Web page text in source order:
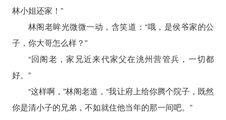
林小姐还家！”
林阁老眸光微微一动，含笑道：“哦，是侯爷家的公
子，你大哥怎么样？”
“回阁老，家兄近来代家父在洮州营管兵，一切都
好。”
“这样啊，”林阁老道，“我让府上给你腾个院子，既然
你是清小子的兄弟，不如就住他当年的那一间吧。”